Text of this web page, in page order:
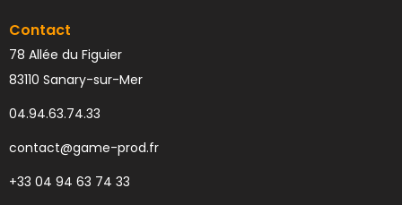
Contact
78 Allée du Figuier
83110 Sanary-sur-Mer
04.94.63.74.33
contact@game-prod.fr
+33 04 94 63 74 33